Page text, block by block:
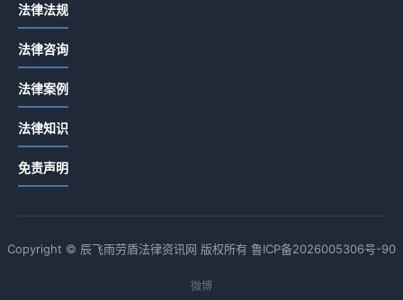
法律法规
法律咨询
法律案例
法律知识
免责声明
Copyright © 辰飞雨劳盾法律资讯网 版权所有 鲁ICP备2026005306号-90
微博